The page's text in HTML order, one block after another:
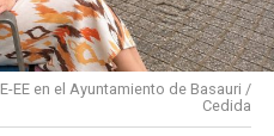
EE en el Ayuntamiento de Basauri /
Cedida